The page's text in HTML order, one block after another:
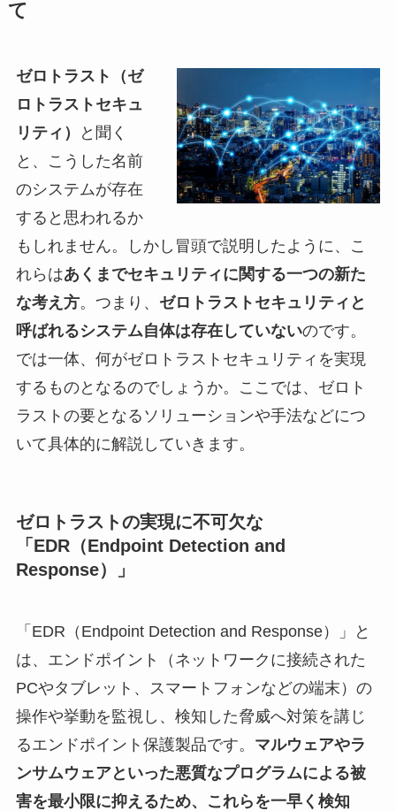
て
ゼロトラスト（ゼ
ロトラストセキュ
リティ）
と聞く
と、こうした名前
のシステムが存在
すると思われるか
もしれません。しかし冒頭で説明したように、こ
れらはあくまでセキュリティに関する一つの新た
な考え方。つまり、 ゼロトラストセキュリティと
呼ばれるシステム自体は存在していないのです。
では一体、何がゼロトラストセキュリティを実現
するものとなるのでしょうか。ここでは、ゼロト
ラストの要となるソリューションや手法などにつ
いて具体的に解説していきます。
ゼロトラストの実現に不可欠な
「EDR（Endpoint Detection and
Response）」
「EDR（Endpoint Detection and Response）」と
は、エンドポイント（ネットワークに接続された
PCやタブレット、スマートフォンなどの端末）の
操作や挙動を監視し、検知した脅威へ対策を講じ
るエンドポイント保護製品です。 マルウェアやラ
ンサムウェアといった悪質なプログラムによる被
害を最小限に抑えるため、これらを一早く検知